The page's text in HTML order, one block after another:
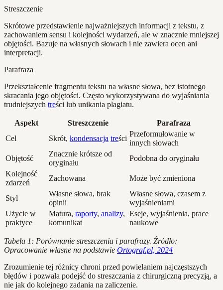
Streszczenie
Skrótowe przedstawienie najważniejszych informacji z tekstu, z
zachowaniem sensu i kolejności wydarzeń, ale w znacznie mniejszej
objętości. Bazuje na własnych słowach i nie zawiera ocen ani
interpretacji.
Parafraza
Przekształcenie fragmentu tekstu na własne słowa, bez istotnego
skracania jego objętości. Często wykorzystywana do wyjaśniania
trudniejszych treści lub unikania plagiatu.
Aspekt Streszczenie
Parafraza
Cel
Skrót, kondensacja treści
Przeformułowanie w
innych słowach
Objętość
Znacznie krótsze od
oryginału
Podobna do oryginału
Kolejność
zdarzeń
Zachowana Może być zmieniona
Styl
Własne słowa, brak
opinii
Własne słowa, czasem z
wyjaśnieniami
Użycie w
praktyce
Matura, raporty, analizy,
komunikat
Eseje, wyjaśnienia, prace
naukowe
Tabela 1: Porównanie streszczenia i parafrazy. Źródło:
Opracowanie własne na podstawie Ortograf.pl, 2024
Zrozumienie tej różnicy chroni przed powielaniem najczęstszych
błędów i pozwala podejść do streszczania z chirurgiczną precyzją, a
nie jak do kolejnego zadania na zaliczenie.